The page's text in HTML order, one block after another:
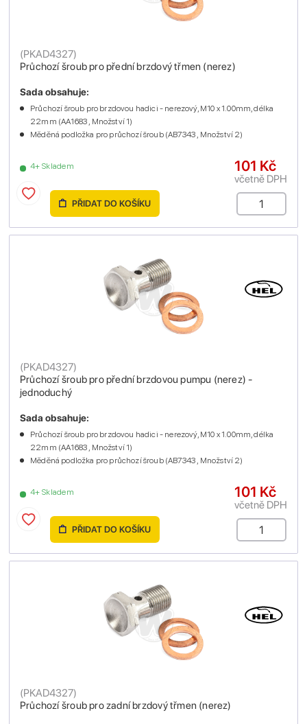
Průchozí šroub pro přední brzdový třmen (nerez)
(PKAD4327)
4+ Skladem
Sada obsahuje:
Průchozí šroub pro brzdovou hadici - nerezový, M10 x 1.00mm, délka
22mm (AA1683 , Množství 1)
Měděná podložka pro průchozí šroub (AB7343 , Množství 2)
101 Kč
včetně DPH
PŘIDAT DO KOŠÍKU
Průchozí šroub pro přední brzdovou pumpu (nerez) -
jednoduchý
(PKAD4327)
4+ Skladem
Sada obsahuje:
Průchozí šroub pro brzdovou hadici - nerezový, M10 x 1.00mm, délka
22mm (AA1683 , Množství 1)
Měděná podložka pro průchozí šroub (AB7343 , Množství 2)
101 Kč
včetně DPH
PŘIDAT DO KOŠÍKU
Průchozí šroub pro zadní brzdový třmen (nerez)
(PKAD4327)